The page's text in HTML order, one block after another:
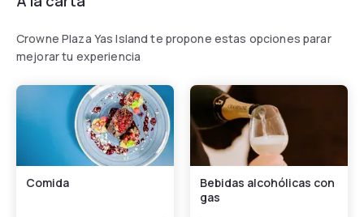
Crowne Plaza Yas Island te propone estas opciones parar
mejorar tu experiencia
Comida
Bebidas alcohólicas con
gas